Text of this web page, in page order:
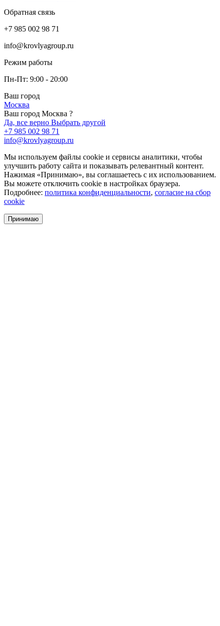
Обратная связь
+7 985 002 98 71
info@krovlyagroup.ru
Режим работы
Пн-Пт: 9:00 - 20:00
Ваш город
Москва
Ваш город Москва ?
Да, все верно Выбрать другой
+7 985 002 98 71
info@krovlyagroup.ru
Мы используем файлы cookie и сервисы аналитики, чтобы
улучшить работу сайта и показывать релевантный контент.
Нажимая «Принимаю», вы соглашаетесь с их использованием.
Вы можете отключить cookie в настройках браузера.
Подробнее: политика конфиденциальности, согласие на сбор
cookie
Принимаю